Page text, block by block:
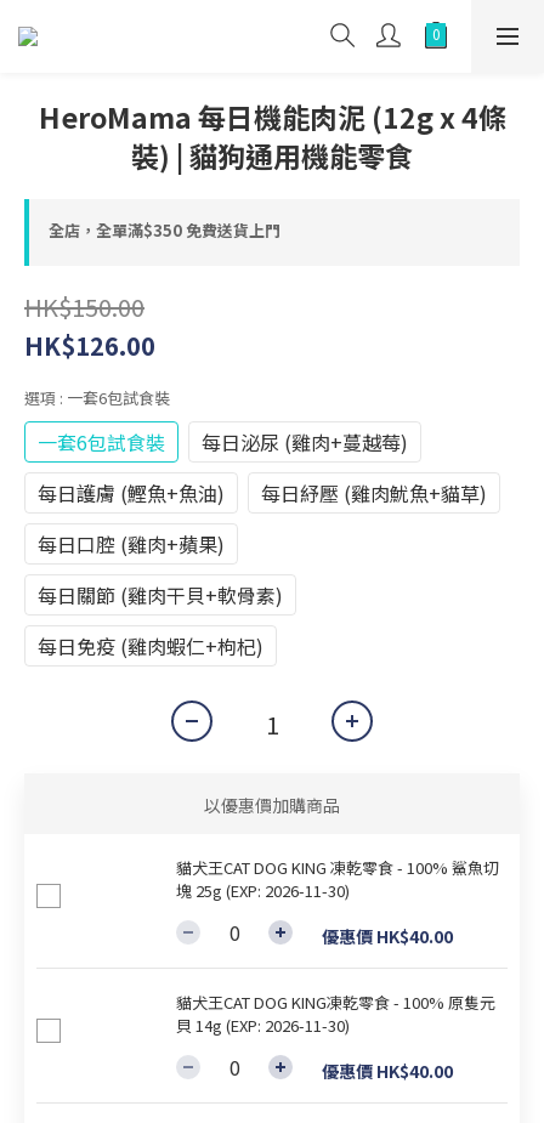
HeroMama 每日機能肉泥 (12g x 4條
裝) | 貓狗通用機能零食
全店，全單滿$350 免費送貨上門
HK$150.00
HK$126.00
選項 : 一套6包試食裝
一套6包試食裝
每日泌尿 (雞肉+蔓越莓)
每日護膚 (鰹魚+魚油)
每日紓壓 (雞肉魷魚+貓草)
每日口腔 (雞肉+蘋果)
每日關節 (雞肉干貝+軟骨素)
每日免疫 (雞肉蝦仁+枸杞)
以優惠價加購商品
貓犬王CAT DOG KING 凍乾零食 - 100% 鯊魚切
塊 25g (EXP: 2026-11-30)
優惠價 HK$40.00
貓犬王CAT DOG KING凍乾零食 - 100% 原隻元
貝 14g (EXP: 2026-11-30)
優惠價 HK$40.00